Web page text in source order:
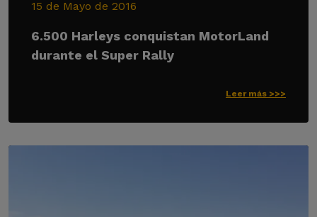
15 de Mayo de 2016
6.500 Harleys conquistan MotorLand
durante el Super Rally
Leer más >>>